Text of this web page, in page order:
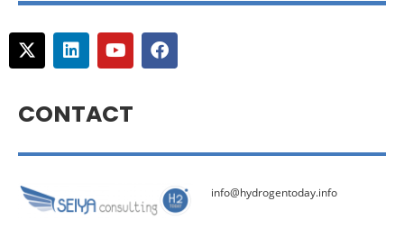
CONTACT
info@hydrogentoday.info